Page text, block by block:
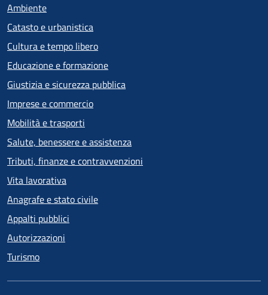
Ambiente
Catasto e urbanistica
Cultura e tempo libero
Educazione e formazione
Giustizia e sicurezza pubblica
Imprese e commercio
Mobilità e trasporti
Salute, benessere e assistenza
Tributi, finanze e contravvenzioni
Vita lavorativa
Anagrafe e stato civile
Appalti pubblici
Autorizzazioni
Turismo